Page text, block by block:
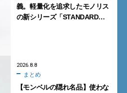
義。軽量化を追求したモノリス
の新シリーズ「STANDARD
2026.8.8
まとめ
【モンベルの隠れ名品】使わな